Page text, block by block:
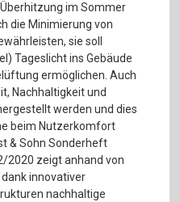
im Sommer
die Minimierung von
sie soll
Tageslicht ins Gebäude
ermöglichen. Auch
Nachhaltigkeit und
werden und dies
beim Nutzerkomfort
& Sohn Sonderheft
2020 zeigt anhand von
innovativer
nachhaltige